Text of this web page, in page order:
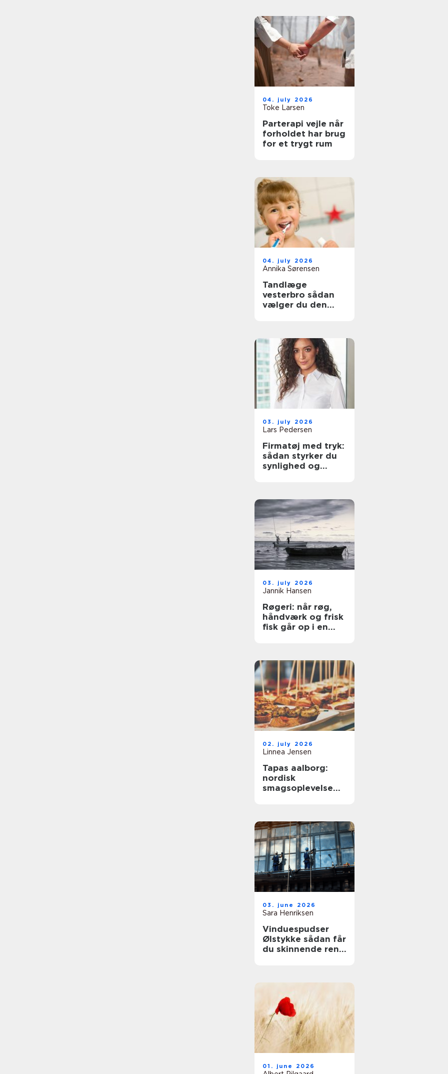
04. july 2026
Toke Larsen
Parterapi vejle når
forholdet har brug
for et trygt rum
04. july 2026
Annika Sørensen
Tandlæge
vesterbro sådan
vælger du den
03. july 2026
Lars Pedersen
Firmatøj med tryk:
sådan styrker du
synlighed og
03. july 2026
Jannik Hansen
Røgeri: når røg,
håndværk og frisk
fisk går op i en
02. july 2026
Linnea Jensen
Tapas aalborg:
nordisk
smagsoplevelse
03. june 2026
Sara Henriksen
Vinduespudser
Ølstykke sådan får
du skinnende rene
01. june 2026